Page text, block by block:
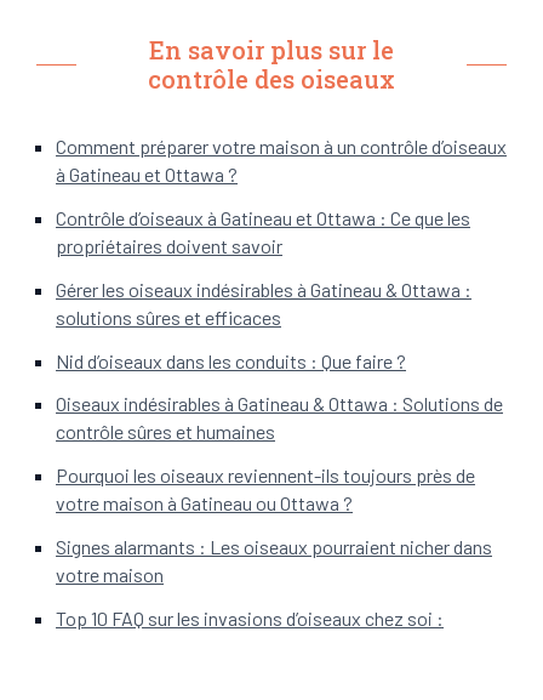
En savoir plus sur le
contrôle des oiseaux
Comment préparer votre maison à un contrôle d’oiseaux
à Gatineau et Ottawa ?
Contrôle d’oiseaux à Gatineau et Ottawa : Ce que les
propriétaires doivent savoir
Gérer les oiseaux indésirables à Gatineau & Ottawa :
solutions sûres et efficaces
Nid d’oiseaux dans les conduits : Que faire ?
Oiseaux indésirables à Gatineau & Ottawa : Solutions de
contrôle sûres et humaines
Pourquoi les oiseaux reviennent-ils toujours près de
votre maison à Gatineau ou Ottawa ?
Signes alarmants : Les oiseaux pourraient nicher dans
votre maison
Top 10 FAQ sur les invasions d’oiseaux chez soi :